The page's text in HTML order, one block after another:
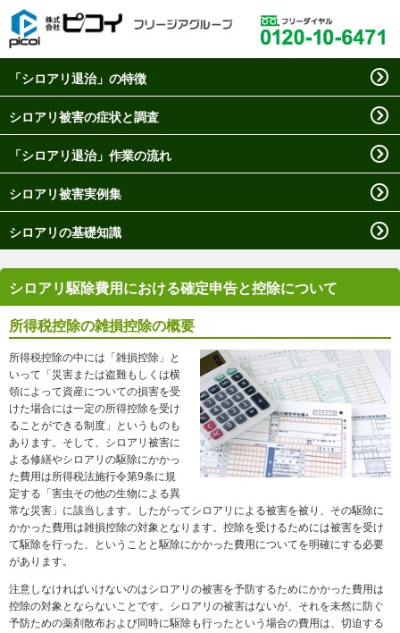
「シロアリ退治」の特徴
シロアリ被害の症状と調査
「シロアリ退治」作業の流れ
シロアリ被害実例集
シロアリの基礎知識
シロアリ駆除費用における確定申告と控除について
所得税控除の雑損控除の概要
所得税控除の中には「雑損控除」と
いって「災害または盗難もしくは横
領によって資産についての損害を受
けた場合には一定の所得控除を受け
ることができる制度」というものも
あります。そして、シロアリ被害に
よる修繕やシロアリの駆除にかかっ
た費用は所得税法施行令第9条に規
定する「害虫その他の生物による異
常な災害」に該当します。したがってシロアリによる被害を被り、その駆除に
かかった費用は雑損控除の対象となります。控除を受けるためには被害を受け
て駆除を行った、ということと駆除にかかった費用についてを明確にする必要
があります。
注意しなければいけないのはシロアリの被害を予防するためにかかった費用は
控除の対象とならないことです。シロアリの被害はないが、それを未然に防ぐ
予防ための薬剤散布および同時に駆除も行ったという場合の費用は、切迫する